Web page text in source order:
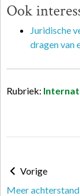
Ook
Juridische
dragen van
Rubriek:
Vorige
Meer